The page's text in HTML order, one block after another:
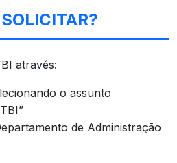
através:
o assunto
de Administração